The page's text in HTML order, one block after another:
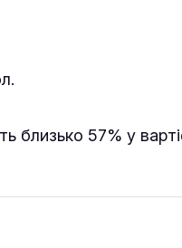
близько 57% у